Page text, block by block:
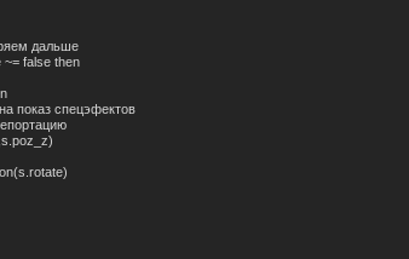
дальше
false then
спецэфектов